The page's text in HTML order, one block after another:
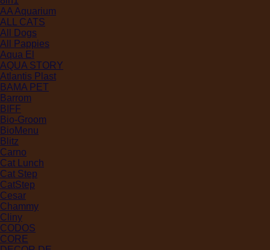
AA Aquarium
ALL CATS
All Dogs
All Pappies
Aqua El
AQUA STORY
Atlantis Plast
BAMA PET
Barrom
BIFF
Bio-Groom
BioMenu
Blitz
Carno
Cat Lunch
Cat Step
CatStep
Cesar
Chammy
Cliny
CODOS
CORE